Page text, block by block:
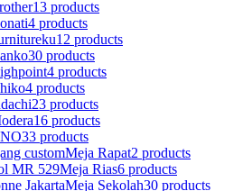
13 products
4 products
12 products
30 products
4 products
4 products
23 products
16 products
33 products
Meja Rapat2 products
Meja Rias6 products
Meja Sekolah30 products